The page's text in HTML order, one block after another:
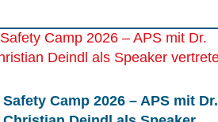
Safety Camp 2026 – APS mit Dr.